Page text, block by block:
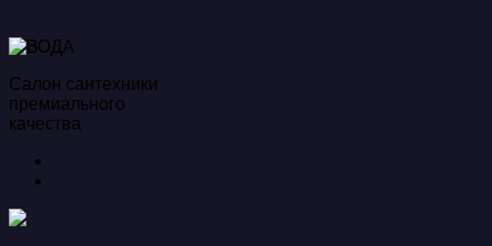
Салон сантехники
премиального
качества